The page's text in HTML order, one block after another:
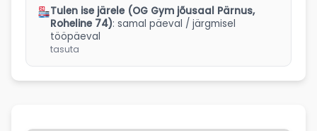
Tulen ise järele (OG Gym jõusaal Pärnus,
Roheline 74): samal päeval / järgmisel
tööpäeval
tasuta